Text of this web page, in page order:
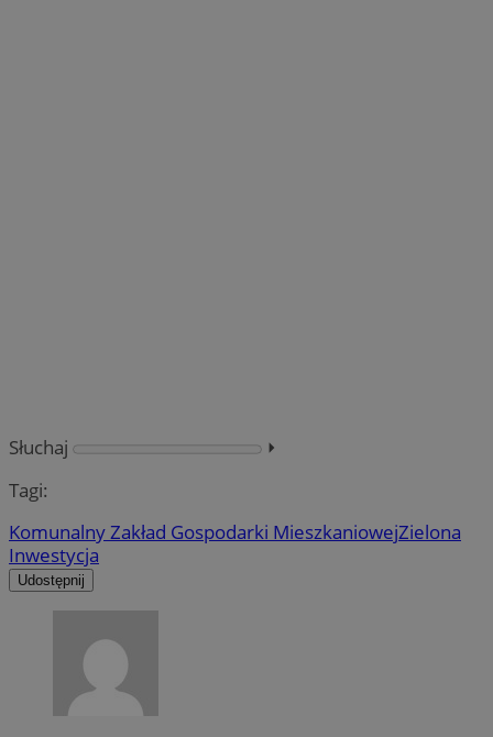
Słuchaj
⏵︎
Tagi:
Komunalny Zakład Gospodarki MieszkaniowejZielona
Inwestycja
Udostępnij